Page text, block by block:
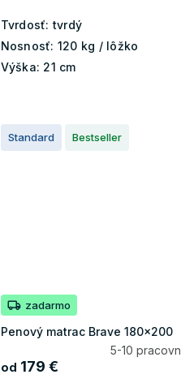
Tvrdosť: tvrdý
Nosnosť: 120 kg / lôžko
Výška: 21 cm
Standard Bestseller
zadarmo
Penový matrac Brave 180x200
5-10
od 179 €